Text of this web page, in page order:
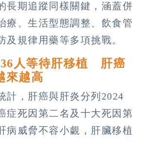
長期追蹤同樣關鍵，涵蓋併
療、生活型態調整、飲食管
及規律用藥等多項挑戰。
人等待肝移植 肝癌
來越高
計，肝癌與肝炎分列2024
症死因第二名及十大死因第
病威脅不容小覷，肝臟移植